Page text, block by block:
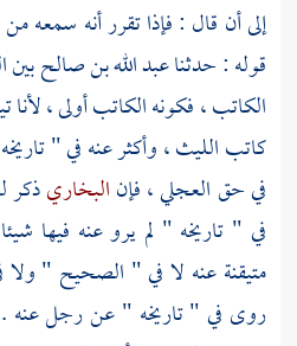
إلى أن قال : فإذا تقرر أنه سمعه
قوله : حدثناعبد الله بن صالحبين
الكاتب، فكونه الكاتب أولى ، لأنا
كاتبالليث، وأكثر عنه في "
في حقالعجلي، فإنالبخاريذكر
في " تاريخه " لم يرو عنه فيها
متيقنة عنه لا في " الصحيح "
روى في " تاريخه " عن رجل عنه .